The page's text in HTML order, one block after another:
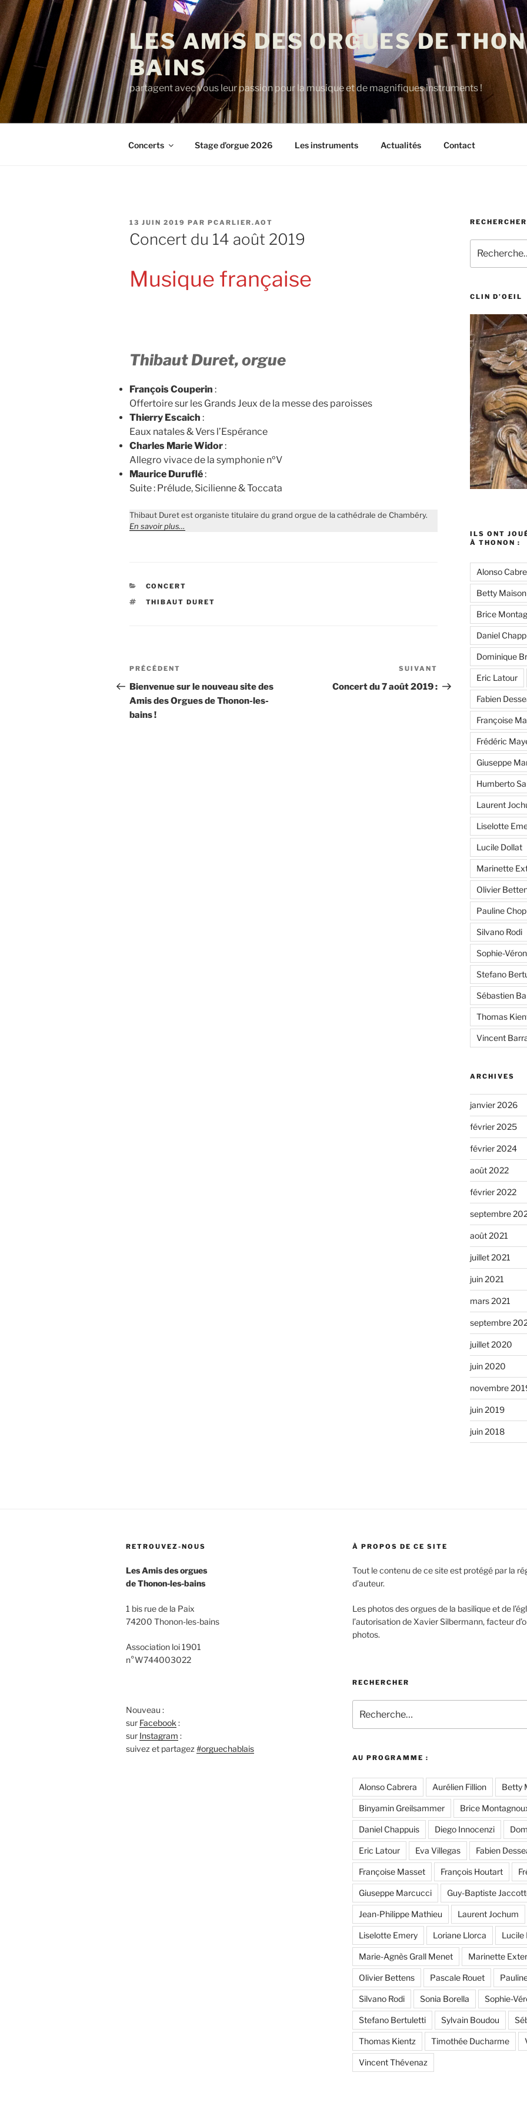
Aller
au
contenu
principal
LES AMIS DES ORGUES DE
BAINS
partagent avec vous leur passion pour la musique et de magnifiques instruments !
Concerts Stage d’orgue 2026 Les instruments Actualités Contact
PUBLIÉ
LE
13 JUIN 2019 PAR PCARLIER.AOT
Concert du 14 août 2019
Musique française
Thibaut Duret, orgue
François Couperin :
Offertoire sur les Grands Jeux de la messe des paroisses
Thierry Escaich :
Eaux natales & Vers l’Espérance
Charles Marie Widor:
Allegro vivace de la symphonie nºV
Maurice Duruflé:
Suite : Prélude, Sicilienne & Toccata
Thibaut Duret est organiste titulaire du grand orgue de la cathédrale de Chambéry.
En savoir plus…
CATÉGORIES
CONCERT
ÉTIQUETTES
THIBAUT DURET
Navigation
de
l’article
Article
précédent
PRÉCÉDENT
Bienvenue sur le nouveau site des
Amis des Orgues de Thonon-les-
bains !
suivant
SUIVANT
Concert du 7 août 2019 :
RECHERCHER
pour
:
CLIN D’OEIL
ILS ONT
À THONON :
Alonso
Betty
Brice
Daniel
Dominique
Eric Latour
Fabien
Françoise
Frédéric
Giuseppe
Humberto
Laurent
Liselotte
Lucile Dollat
Marinette
Olivier
Pauline
Silvano Rodi
Sophie-
Stefano
Sébastien
Thomas
Vincent
ARCHIVES
janvier 2026
février 2025
février 2024
août 2022
février 2022
septembre
août 2021
juillet 2021
juin 2021
mars 2021
septembre
juillet 2020
juin 2020
novembre
juin 2019
juin 2018
RETROUVEZ-NOUS
Les Amis des orgues
de Thonon-les-bains
1 bis rue de la Paix
74200 Thonon-les-bains
Association loi 1901
n°W744003022
Nouveau :
sur Facebook :
sur Instagram :
suivez et partagez #orguechablais
À PROPOS DE CE SITE
Tout le contenu de ce site est protégé par la
d’auteur.
Les photos des orgues de la basilique et de
l’autorisation de Xavier Silbermann, facteur
photos.
RECHERCHER
pour
:
AU PROGRAMME :
Alonso Cabrera Aurélien Fillion Betty
Binyamin Greilsammer Brice
Daniel Chappuis Diego Innocenzi
Eric Latour Eva Villegas Fabien
Françoise Masset François Houtart
Giuseppe Marcucci Guy-Baptiste
Jean-Philippe Mathieu Laurent Jochum
Liselotte Emery Loriane Llorca Lucile
Marie-Agnès Grall Menet Marinette
Olivier Bettens Pascale Rouet
Silvano Rodi Sonia Borella Sophie-
Stefano Bertuletti Sylvain Boudou
Thomas Kientz Timothée Ducharme
Vincent Thévenaz